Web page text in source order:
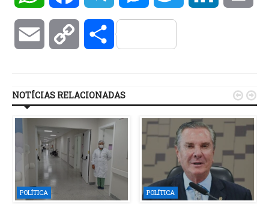
Email Copy Compartilhar
NOTÍCIAS RELACIONADAS
POLÍTICA POLÍTICA
 